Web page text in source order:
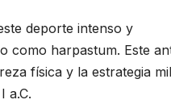
deporte intenso y
como harpastum. Este
física y la estrategia
a.C.